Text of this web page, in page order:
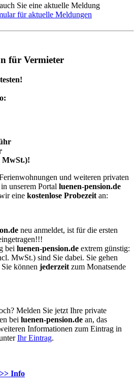
Sie eine aktuelle Meldung
für aktuelle Meldungen
für Vermieter
MwSt.)!
und weiteren privaten
unserem Portal luenen-pension.de
eine kostenlose Probezeit an:
neu anmeldet, ist für die ersten
bei luenen-pension.de extrem günstig:
MwSt.) sind Sie dabei. Sie gehen
können jederzeit zum Monatsende
Melden Sie jetzt Ihre private
bei luenen-pension.de an, das
Informationen zum Eintrag in
Ihr Eintrag.
>> Info